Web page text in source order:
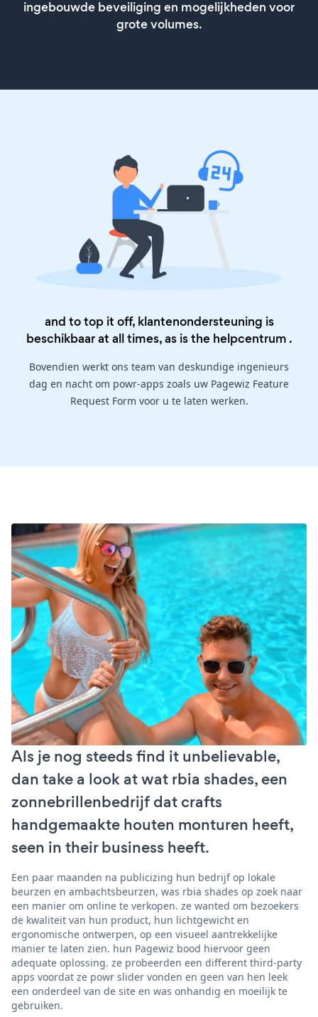
ingebouwde beveiliging en mogelijkheden voor
grote volumes.
and to top it off, klantenondersteuning is
beschikbaar at all times, as is the helpcentrum .
Bovendien werkt ons team van deskundige ingenieurs
dag en nacht om powr-apps zoals uw Pagewiz Feature
Request Form voor u te laten werken.
Als je nog steeds find it unbelievable,
dan take a look at wat rbia shades, een
zonnebrillenbedrijf dat crafts
handgemaakte houten monturen heeft,
seen in their business heeft.
Een paar maanden na publicizing hun bedrijf op lokale
beurzen en ambachtsbeurzen, was rbia shades op zoek naar
een manier om online te verkopen. ze wanted om bezoekers
de kwaliteit van hun product, hun lichtgewicht en
ergonomische ontwerpen, op een visueel aantrekkelijke
manier te laten zien. hun Pagewiz bood hiervoor geen
adequate oplossing. ze probeerden een different third-party
apps voordat ze powr slider vonden en geen van hen leek
een onderdeel van de site en was onhandig en moeilijk te
gebruiken.